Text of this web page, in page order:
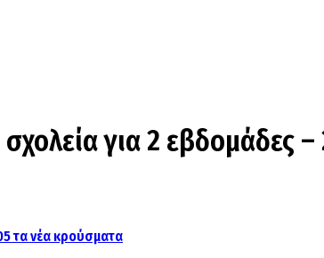
για 2 εβδομάδες